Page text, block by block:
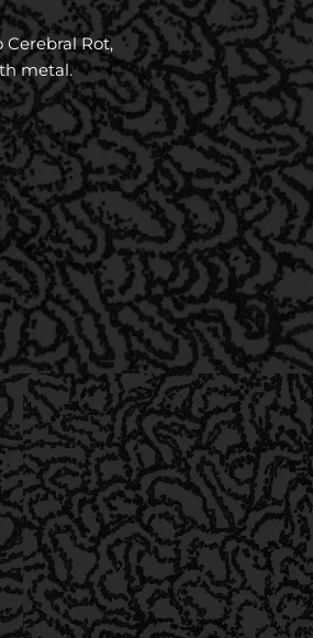
Cerebral Rot,
metal.